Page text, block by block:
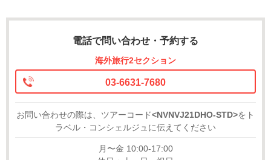
電話で問い合わせ・予約する
海外旅行2セクション
03-6631-7680
お問い合わせの際は、ツアーコード<NVNVJ21DHO-STD>をト
ラベル・コンシェルジュに伝えてください
月〜金 10:00-17:00